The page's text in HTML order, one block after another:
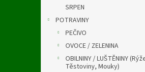
SRPEN
POTRAVINY
PEČIVO
OVOCE / ZELENINA
OBILNINY / LUŠTĚNINY
Těstoviny, Mouky)